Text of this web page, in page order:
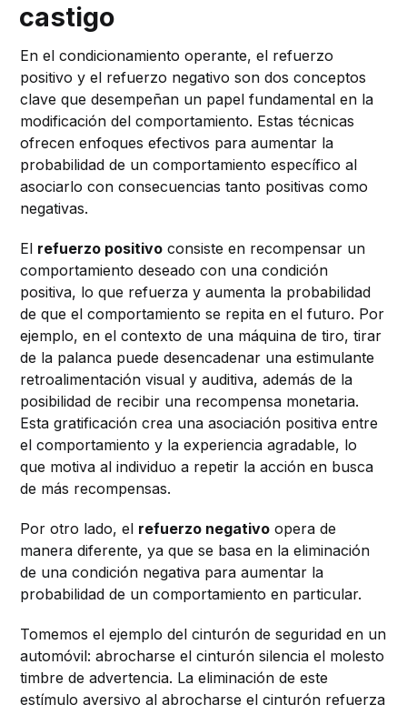
castigo
En el condicionamiento operante, el refuerzo
positivo y el refuerzo negativo son dos conceptos
clave que desempeñan un papel fundamental en la
modificación del comportamiento. Estas técnicas
ofrecen enfoques efectivos para aumentar la
probabilidad de un comportamiento específico al
asociarlo con consecuencias tanto positivas como
negativas.
El refuerzo positivo consiste en recompensar un
comportamiento deseado con una condición
positiva, lo que refuerza y aumenta la probabilidad
de que el comportamiento se repita en el futuro. Por
ejemplo, en el contexto de una máquina de tiro, tirar
de la palanca puede desencadenar una estimulante
retroalimentación visual y auditiva, además de la
posibilidad de recibir una recompensa monetaria.
Esta gratificación crea una asociación positiva entre
el comportamiento y la experiencia agradable, lo
que motiva al individuo a repetir la acción en busca
de más recompensas.
Por otro lado, el refuerzo negativo opera de
manera diferente, ya que se basa en la eliminación
de una condición negativa para aumentar la
probabilidad de un comportamiento en particular.
Tomemos el ejemplo del cinturón de seguridad en un
automóvil: abrocharse el cinturón silencia el molesto
timbre de advertencia. La eliminación de este
estímulo aversivo al abrocharse el cinturón refuerza